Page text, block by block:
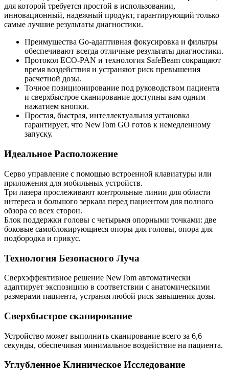
для которой требуется простой в использовании,
инновационный, надежный продукт, гарантирующий только
самые лучшие результаты диагностики.
Преимущества Go-адаптивная фокусировка и фильтры
обеспечивают всегда отличные результаты диагностики.
Протокол ECO-PAN и технология SafeBeam сокращают
время воздействия и устраняют риск превышения
расчетной дозы.
Точное позиционирование под руководством пациента
и сверхбыстрое сканирование доступны вам одним
нажатием кнопки.
Простая, быстрая, интеллектуальная установка
гарантирует, что NewTom GO готов к немедленному
запуску.
Идеальное Расположение
Серво управление с помощью встроенной клавиатуры или
приложения для мобильных устройств.
Три лазера прослеживают контрольные линии для области
интереса и большого зеркала перед пациентом для полного
обзора со всех сторон.
Блок поддержки головы с четырьмя опорными точками: две
боковые самоблокирующиеся опоры для головы, опора для
подбородка и прикус.
Технология Безопасного Луча
Сверхэффективное решение NewTom автоматически
адаптирует экспозицию в соответствии с анатомическими
размерами пациента, устраняя любой риск завышения дозы.
Сверхбыстрое сканирование
Устройство может выполнить сканирование всего за 6,6
секунды, обеспечивая минимальное воздействие на пациента.
Углубленное Клиническое Исследование